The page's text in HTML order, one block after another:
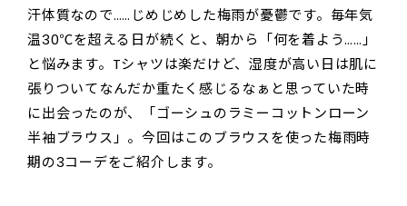
汗体質なので……じめじめした梅雨が憂鬱です。毎年気
温30℃を超える日が続くと、朝から「何を着よう……」
と悩みます。Tシャツは楽だけど、湿度が高い日は肌に
張りついてなんだか重たく感じるなぁと思っていた時
に出会ったのが、「ゴーシュのラミーコットンローン
半袖ブラウス」。今回はこのブラウスを使った梅雨時
期の3コーデをご紹介します。